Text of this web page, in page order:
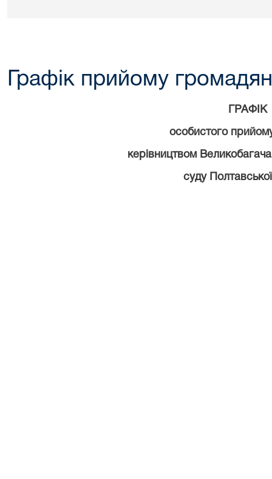
Графік прийому громадян
ГРАФІК
особистого
керівництвом
суду